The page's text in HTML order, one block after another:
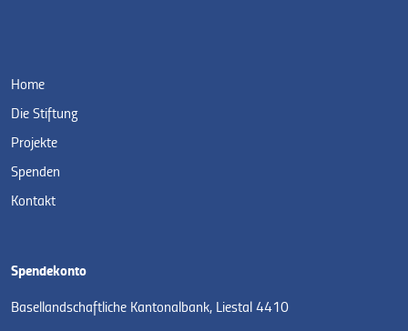
Home
Die Stiftung
Projekte
Spenden
Kontakt
Spendekonto
Basellandschaftliche Kantonalbank, Liestal 4410